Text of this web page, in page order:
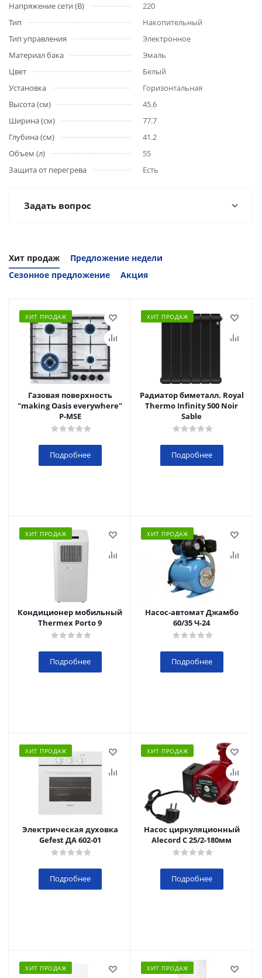
Напряжение сети (В)
220
Тип
Накопительный
Тип управления
Электронное
Материал бака
Эмаль
Цвет
Белый
Установка
Горизонтальная
Высота (см)
45.6
Ширина (см)
77.7
Глубина (см)
41.2
Объем (л)
55
Защита от перегрева
Есть
Задать вопрос
Хит продаж
Предложение недели
Сезонное предложение
Акция
ХИТ ПРОДАЖ
Газовая поверхность
"making Oasis everywhere"
P-MSE
Подробнее
ХИТ ПРОДАЖ
Радиатор биметалл. Royal
Thermo Infinity 500 Noir
Sable
Подробнее
ХИТ ПРОДАЖ
Кондиционер мобильный
Thermex Porto 9
Подробнее
ХИТ ПРОДАЖ
Насос-автомат Джамбо
60/35 Ч-24
Подробнее
ХИТ ПРОДАЖ
Электрическая духовка
Gefest ДА 602-01
Подробнее
ХИТ ПРОДАЖ
Насос циркуляционный
Alecord C 25/2-180мм
Подробнее
ХИТ ПРОДАЖ ХИТ ПРОДАЖ